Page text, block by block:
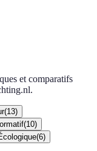
et comparatifs
(13)
(10)
(6)